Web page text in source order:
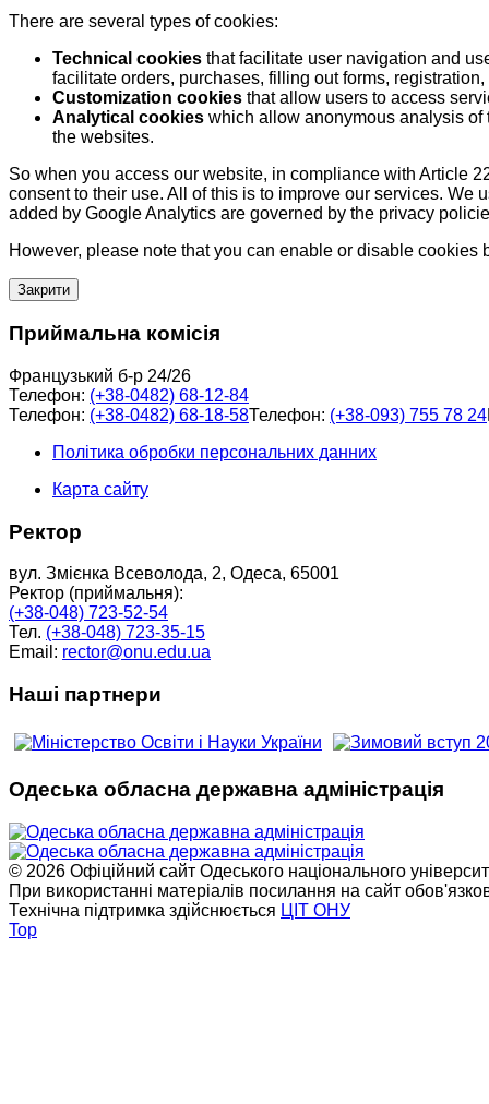
There are several types of cookies:
Technical cookies that facilitate user navigation and
facilitate orders, purchases, filling out forms,
Customization cookies that allow users to access
Analytical cookies which allow anonymous analysis
the websites.
So when you access our website, in compliance with Article
consent to their use. All of this is to improve our services.
added by Google Analytics are governed by the privacy
However, please note that you can enable or disable cookies
Закрити
Приймальна комісія
Французький б-р 24/26
Телефон: (+38-0482) 68-12-84
Телефон: (+38-0482) 68-18-58Телефон: (+38-093) 755 78 24
Політика обробки персональних данних
Карта сайту
Ректор
вул. Змієнка Всеволода, 2, Одеса, 65001
Ректор (приймальня):
(+38-048) 723-52-54
Тел. (+38-048) 723-35-15
Email: rector@onu.edu.ua
Наші партнери
Одеська обласна державна адміністрація
© 2026 Офіційний сайт Одеського національного
При використанні матеріалів посилання на сайт
Технічна підтримка здійснюється ЦІТ ОНУ
Top